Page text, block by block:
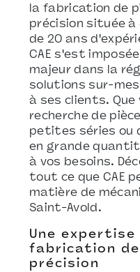
la fabrication de
précision située à
de 20 ans
CAE s'est
majeur dans la
solutions sur-
à ses clients. Que
recherche de
petites séries ou
en grande
à vos besoins.
tout ce que CAE
matière de
Saint-Avold.
Une expertise
fabrication
précision